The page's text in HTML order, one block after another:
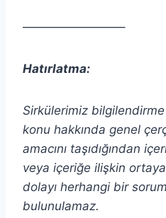
————————–
Hatırlatma:
Sirkülerimiz
konu hakkında genel
amacını taşıdığından
veya içeriğe ilişkin
dolayı herhangi bir
bulunulamaz.